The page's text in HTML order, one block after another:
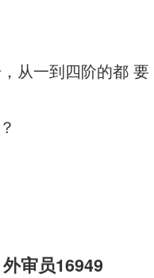
从一到四阶的都 要
审员16949